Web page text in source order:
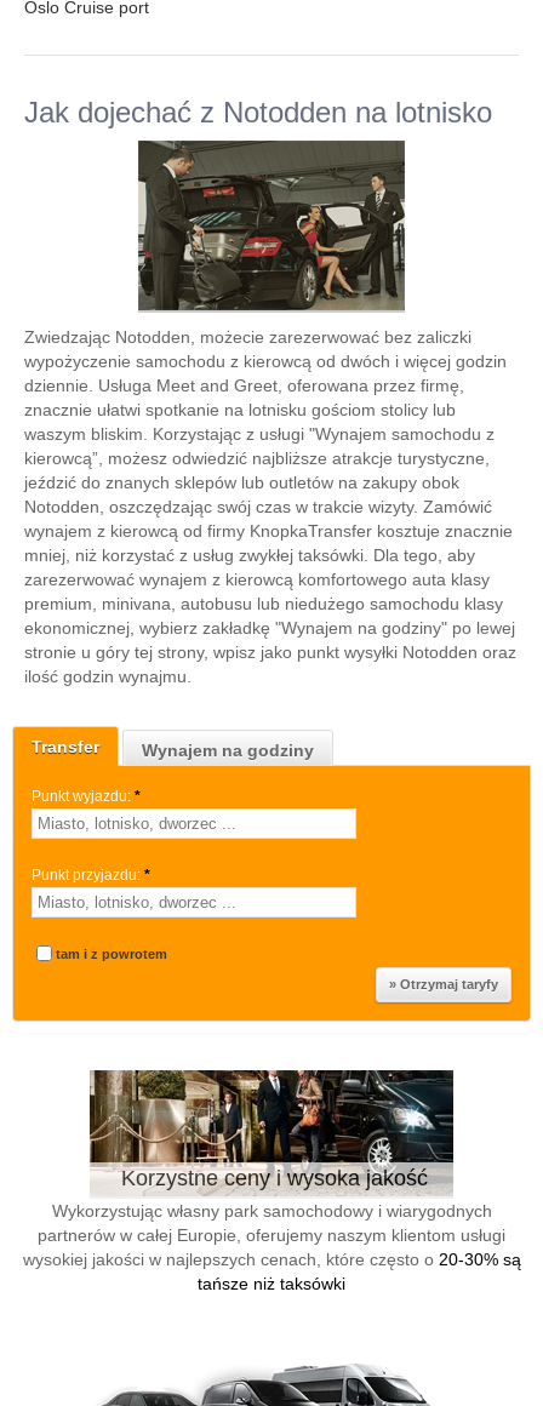
Transfer Wynajem na godziny
Punkt wyjazdu: *
Punkt przyjazdu: *
tam i z powrotem
Korzystne ceny i wysoka jakość
Wykorzystując własny park samochodowy i wiarygodnych
partnerów w całej Europie, oferujemy naszym klientom usługi
wysokiej jakości w najlepszych cenach, które często o 20-30% są
tańsze niż taksówki
Oslo Cruise port
Jak dojechać z Notodden na lotnisko
Zwiedzając Notodden, możecie zarezerwować bez zaliczki
wypożyczenie samochodu z kierowcą od dwóch i więcej godzin
dziennie. Usługa Meet and Greet, oferowana przez firmę,
znacznie ułatwi spotkanie na lotnisku gościom stolicy lub
waszym bliskim. Korzystając z usługi "Wynajem samochodu z
kierowcą”, możesz odwiedzić najbliższe atrakcje turystyczne,
jeździć do znanych sklepów lub outletów na zakupy obok
Notodden, oszczędzając swój czas w trakcie wizyty. Zamówić
wynajem z kierowcą od firmy KnopkaTransfer kosztuje znacznie
mniej, niż korzystać z usług zwykłej taksówki. Dla tego, aby
zarezerwować wynajem z kierowcą komfortowego auta klasy
premium, minivana, autobusu lub niedużego samochodu klasy
ekonomicznej, wybierz zakładkę "Wynajem na godziny" po lewej
stronie u góry tej strony, wpisz jako punkt wysyłki Notodden oraz
ilość godzin wynajmu.